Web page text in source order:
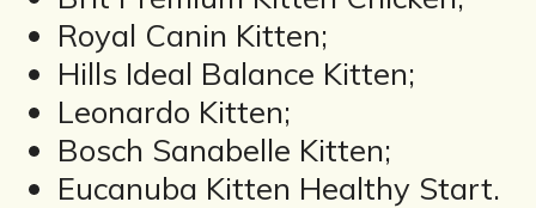
Royal Canin Kitten;
Hills Ideal Balance Kitten;
Leonardo Kitten;
Bosch Sanabelle Kitten;
Eucanuba Kitten Healthy Start.